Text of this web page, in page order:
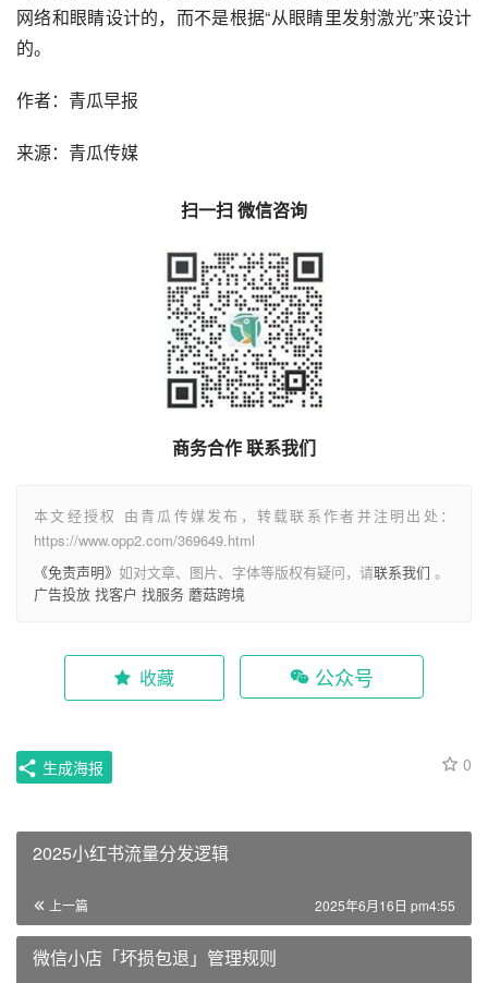
网络和眼睛设计的，而不是根据“从眼睛里发射激光”来设计
的。
作者：青瓜早报
来源：青瓜传媒
扫一扫 微信咨询
商务合作 联系我们
本文经授权 由青瓜传媒发布，转载联系作者并注明出处：
https://www.opp2.com/369649.html
《免责声明》 如对文章、图片、字体等版权有疑问，请联系我们 。
广告投放 找客户 找服务 蘑菇跨境
收藏 公众号
0
生成海报
2025小红书流量分发逻辑
上一篇 2025年6月16日 pm4:55
微信小店「坏损包退」管理规则